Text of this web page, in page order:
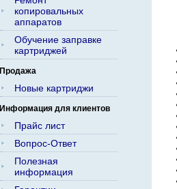
копировальных
аппаратов
Обучение заправке
картриджей
Продажа
Новые картриджи
Информация для клиентов
Прайс лист
Вопрос-Ответ
Полезная
информация